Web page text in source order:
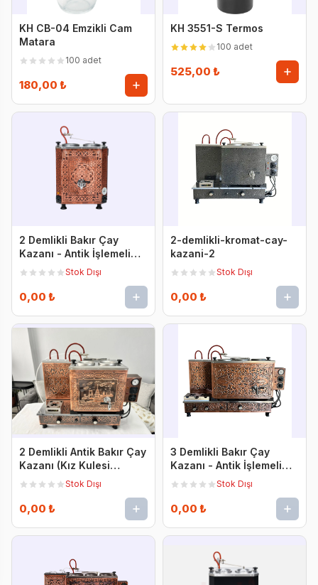
KH CB-04 Emzikli Cam
Matara
100 adet
180,00 ₺
KH 3551-S Termos
100 adet
525,00 ₺
2 Demlikli Bakır Çay
Kazanı - Antik İşlemeli
Tam Otomatik
Stok Dışı
0,00 ₺
2-demlikli-kromat-cay-
kazani-2
Stok Dışı
0,00 ₺
2 Demlikli Antik Bakır Çay
Kazanı (Kız Kulesi
Desenli)
Stok Dışı
0,00 ₺
3 Demlikli Bakır Çay
Kazanı - Antik İşlemeli
Tam Otomatik
Stok Dışı
0,00 ₺